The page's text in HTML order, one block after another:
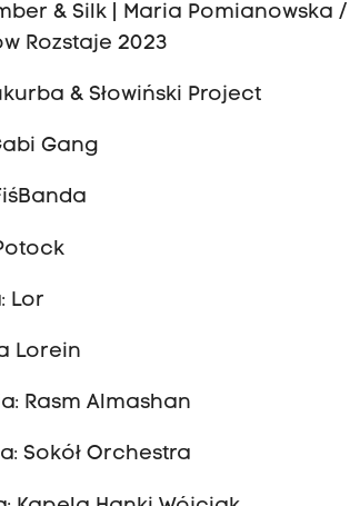
& Silk | Maria
Rozstaje 2023
& Słowiński Project
Gang
Lor
Lorein
Rasm Almashan
Sokół Orchestra